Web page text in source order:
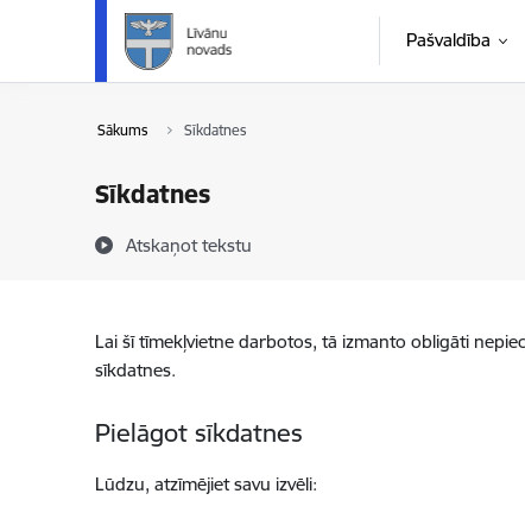
Pāriet uz lapas saturu
Pašvaldība
Sākums Sīkdatnes
Sīkdatnes
Atskaņot tekstu
Lai šī tīmekļvietne darbotos, tā izmanto obligāti
sīkdatnes.
Pielāgot sīkdatnes
Lūdzu, atzīmējiet savu izvēli: